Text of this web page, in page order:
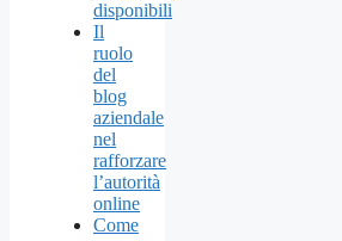
disponibili
Il
ruolo
del
blog
aziendale
nel
rafforzare
l’autorità
online
Come